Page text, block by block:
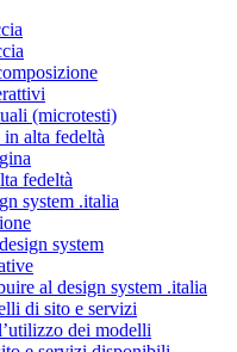
(microtesti)
alta fedeltà
fedeltà
system .italia
system
al design system .italia
di sito e servizi
dei modelli